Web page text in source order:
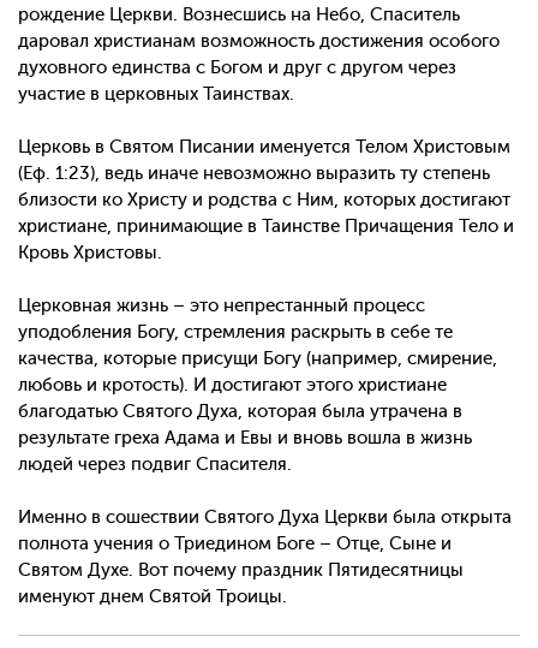
рождение Церкви. Вознесшись на Небо, Спаситель
даровал христианам возможность достижения особого
духовного единства с Богом и друг с другом через
участие в церковных Таинствах.
Церковь в Святом Писании именуется Телом Христовым
(Еф. 1:23), ведь иначе невозможно выразить ту степень
близости ко Христу и родства с Ним, которых достигают
христиане, принимающие в Таинстве Причащения Тело и
Кровь Христовы.
Церковная жизнь – это непрестанный процесс
уподобления Богу, стремления раскрыть в себе те
качества, которые присущи Богу (например, смирение,
любовь и кротость). И достигают этого христиане
благодатью Святого Духа, которая была утрачена в
результате греха Адама и Евы и вновь вошла в жизнь
людей через подвиг Спасителя.
Именно в сошествии Святого Духа Церкви была открыта
полнота учения о Триедином Боге – Отце, Сыне и
Святом Духе. Вот почему праздник Пятидесятницы
именуют днем Святой Троицы.